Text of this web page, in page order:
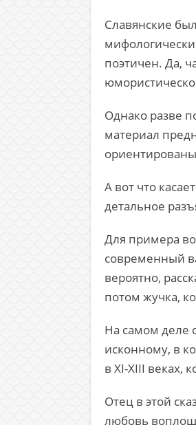
Славянские
поэтичен. Да,
Однако разве
материал
А вот что
детальное
Для примера
современный
вероятно,
потом жучка,
На самом деле
исконному, в
в XI-XIII веках,
Отец в этой
любовь